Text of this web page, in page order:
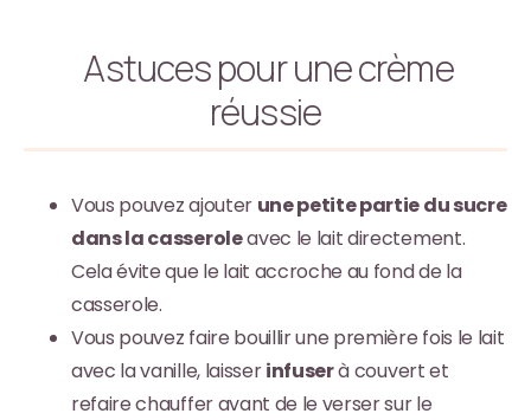
Astuces pour une crème
réussie
Vous pouvez ajouter une petite partie du sucre
dans la casseroleavec le lait directement.
Cela évite que le lait accroche au fond de la
casserole.
Vous pouvez faire bouillir une première fois le lait
avec la vanille, laisserinfuserà couvert et
refaire chauffer avant de le verser sur le